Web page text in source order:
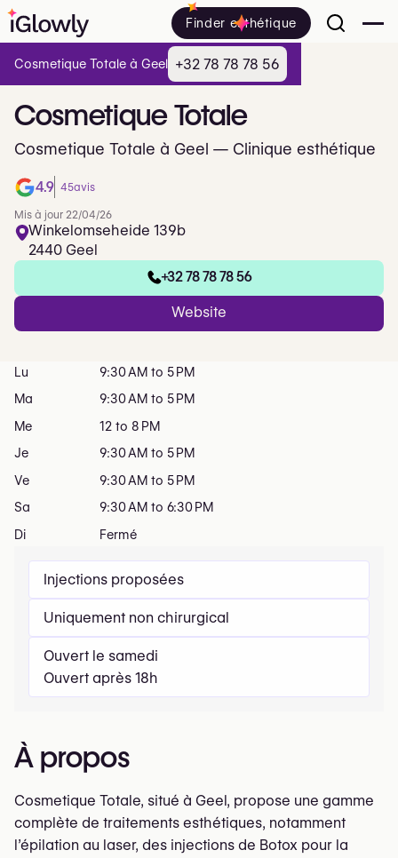
Finder esthétique
CosmetiqueTotale
Cosmetique Totale à Geel — Clinique esthétique
4.9 45avis
Mis à jour 22/04/26
Winkelomseheide 139b
2440 Geel
+32 78 78 78 56
Website
Injections proposées
Uniquement non chirurgical
Ouvert le samedi
Ouvert après 18h
À propos
Cosmetique Totale, situé à Geel, propose une gamme
complète de traitements esthétiques, notamment
l’épilation au laser, des injections de Botox pour la
Lu
9:30 AM to 5 PM
Ma
9:30 AM to 5 PM
Me
12 to 8 PM
Je
9:30 AM to 5 PM
Ve
9:30 AM to 5 PM
Sa
9:30 AM to 6:30 PM
Di
Fermé
Cosmetique Totale à Geel +32 78 78 78 56